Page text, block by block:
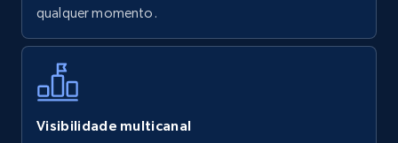
using specific category URL
qualquer momento.
Visibilidade multicanal